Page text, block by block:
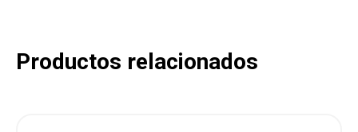
Productos relacionados